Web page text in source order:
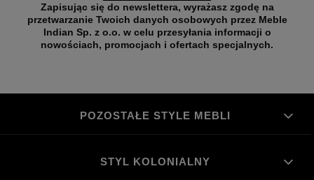
Zapisując się do newslettera, wyrażasz zgodę na
przetwarzanie Twoich danych osobowych przez Meble
Indian Sp. z o.o. w celu przesyłania informacji o
nowościach, promocjach i ofertach specjalnych.
POZOSTAŁE STYLE MEBLI
STYL KOLONIALNY